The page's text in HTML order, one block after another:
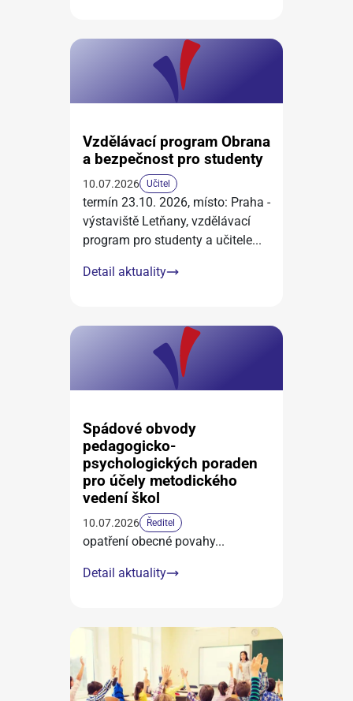
Vzdělávací program Obrana
a bezpečnost pro studenty
10.07.2026 Učitel
termín 23.10. 2026, místo: Praha -
výstaviště Letňany, vzdělávací
program pro studenty a učitele...
Detail aktuality
Spádové obvody
pedagogicko-
psychologických poraden
pro účely metodického
vedení škol
10.07.2026 Ředitel
opatření obecné povahy...
Detail aktuality